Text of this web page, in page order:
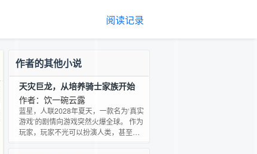
阅读记录
作者的其他小说
天灾巨龙，从培养骑士家族开始
作者：饮一碗云露
蓝星，人联2028年夏天，一款名为‘真实
游戏’的剧情向游戏突然火爆全球。 作为
玩家，玩家不光可以扮演人类，甚至还